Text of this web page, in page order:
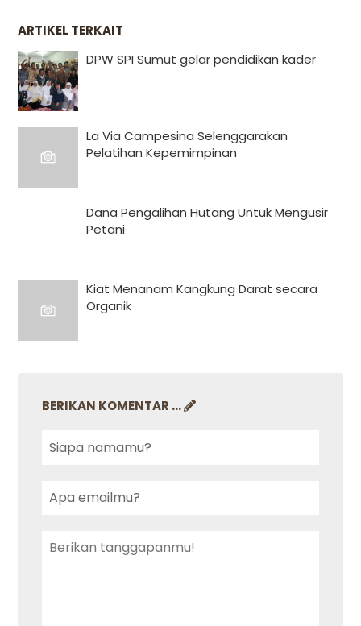
ARTIKEL TERKAIT
DPW SPI Sumut gelar pendidikan kader
La Via Campesina Selenggarakan
Pelatihan Kepemimpinan
Dana Pengalihan Hutang Untuk Mengusir
Petani
Kiat Menanam Kangkung Darat secara
Organik
BERIKAN KOMENTAR ...